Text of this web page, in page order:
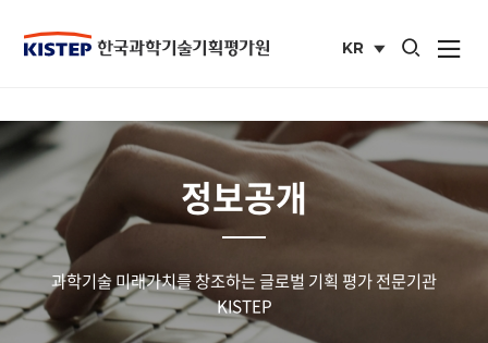
KR
통합검색 열기
사이트맵
정보공개
과학기술 미래가치를 창조하는 글로벌 기획 평가 전문기관
KISTEP